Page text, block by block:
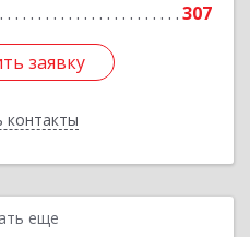
307
заявку
контакты
заявку
еще